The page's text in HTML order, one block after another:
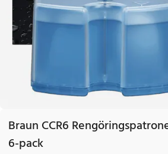
Braun CCR6
6-pack